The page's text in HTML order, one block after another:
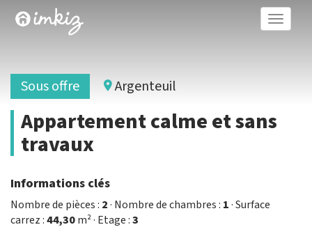
Toggle
Sous offre Argenteuil
Appartement calme et sans
travaux
Informations clés
Nombre de pièces : 2· Nombre de chambres : 1· Surface
carrez :44,30m² · Etage :3